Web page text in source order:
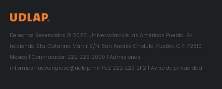
Derechos Reservados © 2026. Universidad de las Américas Puebla. Ex
hacienda Sta. Catarina Mártir S/N. San Andrés Cholula, Puebla. C.P. 72810.
México | Conmutador: 222 229 2000 | Admisiones:
informes.nuevoingreso@udlap.mx +52 222 229 2112 | Aviso de privacidad